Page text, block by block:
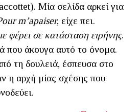
Μία σελίδα αρκεί για
m’apaiser, είχε πει.
φέρει σε κατάσταση ειρήνης.
που άκουγα αυτό το όνομα.
τη δουλειά, έσπευσα στο
η αρχή μίας σχέσης που